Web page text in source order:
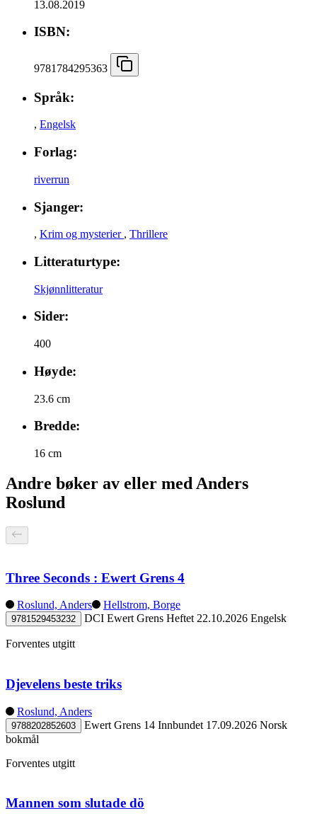
13.08.2019
ISBN:
9781784295363
Språk:
, Engelsk
Forlag:
riverrun
Sjanger:
, Krim og mysterier , Thrillere
Litteraturtype:
Skjønnlitteratur
Sider:
400
Høyde:
23.6 cm
Bredde:
16 cm
Andre bøker av eller med Anders
Roslund
Three Seconds : Ewert Grens 4
Roslund, Anders Hellstrom, Borge
9781529453232 DCI Ewert Grens Heftet 22.10.2026 Engelsk
Forventes utgitt
Djevelens beste triks
Roslund, Anders
9788202852603 Ewert Grens 14 Innbundet 17.09.2026 Norsk
bokmål
Forventes utgitt
Mannen som slutade dö